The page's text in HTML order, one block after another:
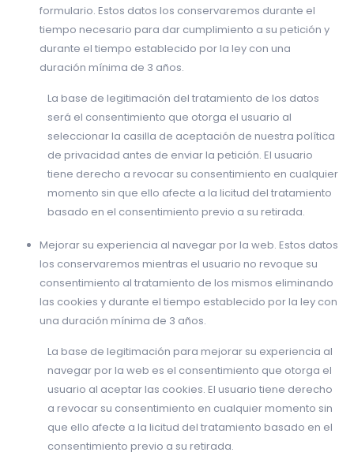
formulario. Estos datos los conservaremos durante el
tiempo necesario para dar cumplimiento a su petición y
durante el tiempo establecido por la ley con una
duración mínima de 3 años.
La base de legitimación del tratamiento de los datos
será el consentimiento que otorga el usuario al
seleccionar la casilla de aceptación de nuestra política
de privacidad antes de enviar la petición. El usuario
tiene derecho a revocar su consentimiento en cualquier
momento sin que ello afecte a la licitud del tratamiento
basado en el consentimiento previo a su retirada.
Mejorar su experiencia al navegar por la web. Estos datos
los conservaremos mientras el usuario no revoque su
consentimiento al tratamiento de los mismos eliminando
las cookies y durante el tiempo establecido por la ley con
una duración mínima de 3 años.
La base de legitimación para mejorar su experiencia al
navegar por la web es el consentimiento que otorga el
usuario al aceptar las cookies. El usuario tiene derecho
a revocar su consentimiento en cualquier momento sin
que ello afecte a la licitud del tratamiento basado en el
consentimiento previo a su retirada.